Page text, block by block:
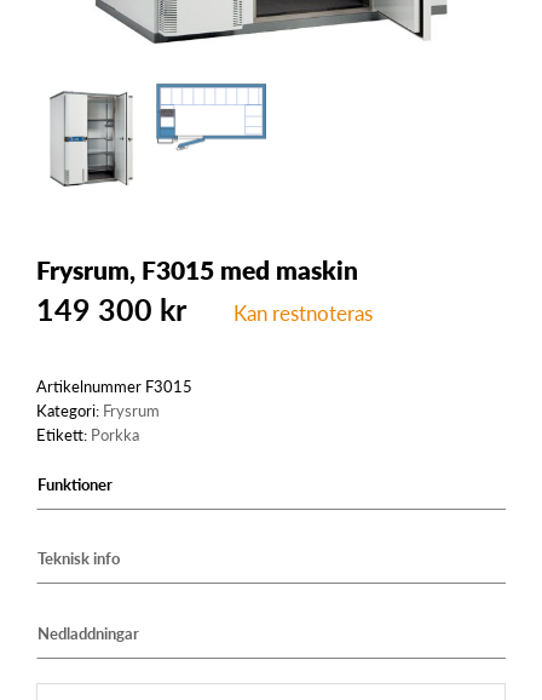
Frysrum, F3015 med maskin
149 300 kr Kan restnoteras
Artikelnummer F3015
Kategori: Frysrum
Etikett: Porkka
Funktioner
Teknisk info
Nedladdningar